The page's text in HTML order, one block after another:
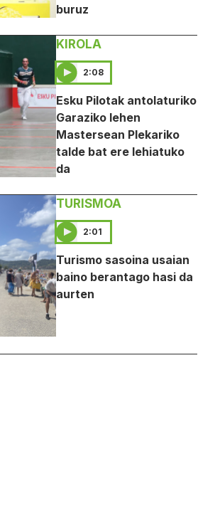
buruz
KIROLA
2:08
Esku Pilotak antolaturiko
Garaziko lehen
Mastersean Plekariko
talde bat ere lehiatuko
da
TURISMOA
2:01
Turismo sasoina usaian
baino berantago hasi da
aurten